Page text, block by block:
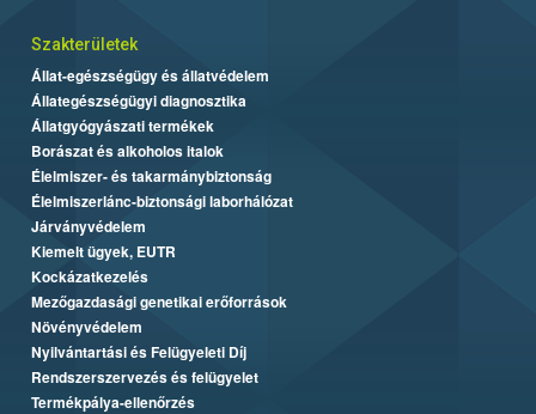
Szakterületek
Állat-egészségügy és állatvédelem
Állategészségügyi diagnosztika
Állatgyógyászati termékek
Borászat és alkoholos italok
Élelmiszer- és takarmánybiztonság
Élelmiszerlánc-biztonsági laborhálózat
Járványvédelem
Kiemelt ügyek, EUTR
Kockázatkezelés
Mezőgazdasági genetikai erőforrások
Növényvédelem
Nyilvántartási és Felügyeleti Díj
Rendszerszervezés és felügyelet
Termékpálya-ellenőrzés